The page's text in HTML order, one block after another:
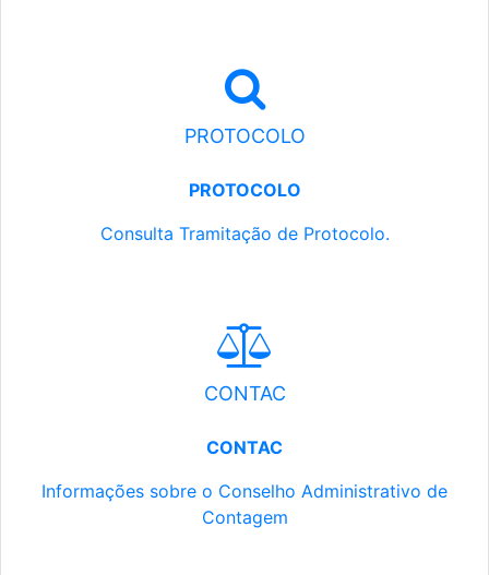
PROTOCOLO
PROTOCOLO
Consulta Tramitação de Protocolo.
CONTAC
CONTAC
Informações sobre o Conselho Administrativo de
Contagem